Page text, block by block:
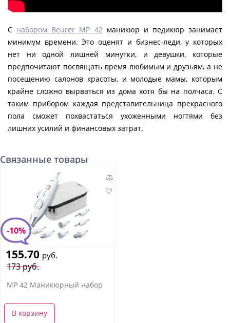
С набором Beurer MP 42 маникюр и педикюр занимает
минимум времени. Это оценят и бизнес-леди, у которых
нет ни одной лишней минутки, и девушки, которые
предпочитают посвящать время любимым и друзьям, а не
посещению салонов красоты, и молодые мамы, которым
крайне сложно вырваться из дома хотя бы на полчаса. С
таким прибором каждая представительница прекрасного
пола сможет похвастаться ухоженными ногтями без
лишних усилий и финансовых затрат.
Связанные товары
-10%
173 руб.
155.70 руб.
MP 42 Маникюрный набор
В корзину